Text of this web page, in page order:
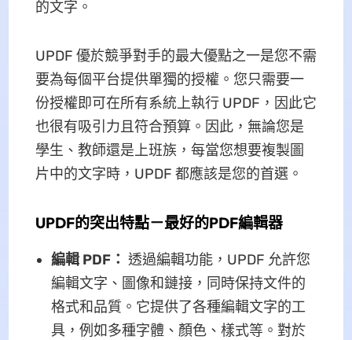
的文字。
UPDF 優於競爭對手的最大優點之一是您不需
要為每個平台提供單獨的授權。您只需要一
份授權即可在所有系統上執行 UPDF，因此它
也很有吸引力且符合預算。因此，無論您是
學生、教師還是上班族，每當您想要複製圖
片中的文字時，UPDF 都應該是您的首選。
UPDF的突出特點－最好的PDF編輯器
編輯 PDF： 透過編輯功能，UPDF 允許您
編輯文字、圖像和鏈接，同時保持文件的
格式和品質。它提供了各種編輯文字的工
具，例如多種字體、顏色、樣式等。對於